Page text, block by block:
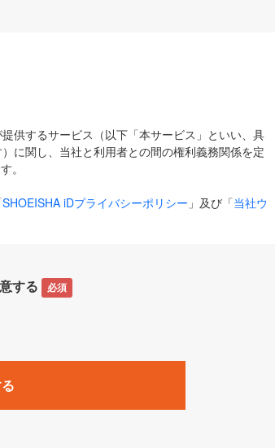
供するサービス（以下「本サービス」といい、具
に関し、当社と利用者との間の権利義務関係を定
。
SHOEISHA iDプライバシーポリシー 」及び「当社ウ
や内容が変更された場合、変更後のサービスを含
トやキャンペーンをいいます。
」「ECzine」「Biz/Zine」「HRzine」
する 必須